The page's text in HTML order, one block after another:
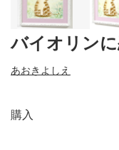
バイオリン
あおきよしえ
購入